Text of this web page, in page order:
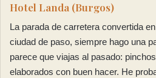
Hotel Landa (Burgos)
La parada de carretera convertida
ciudad de paso, siempre hago una
parece que viajas al pasado:
elaborados con buen hacer. He